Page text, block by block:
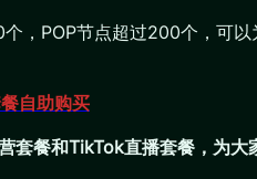
，POP节点超过200个，可
自助购买
套餐和TikTok直播套餐，为大